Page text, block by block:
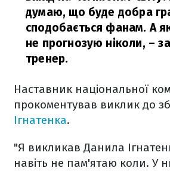
думаю, що буде добра
сподобається фанам. А
не прогнозую ніколи, –
тренер.
Наставник національної
прокоментував виклик до
Ігнатенка.
"Я викликав Данила
навіть не пам'ятаю коли. У